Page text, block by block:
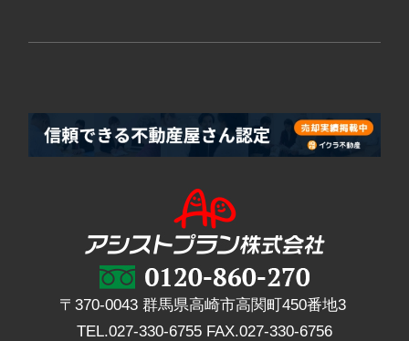
〒370-0043 群馬県高崎市高関町450番地3
TEL.027-330-6755 FAX.027-330-6756